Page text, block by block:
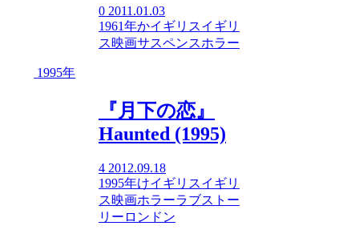
0 2011.01.03
1961年かイギリスイギリ
ス映画サスペンスホラー
1995年
『月下の恋』
Haunted (1995)
4 2012.09.18
1995年けイギリスイギリ
ス映画ホラーラブストー
リー ロンドン